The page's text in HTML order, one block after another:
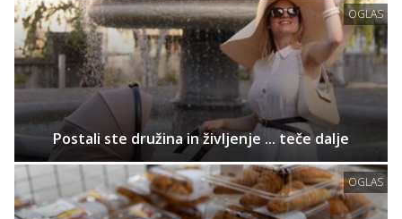
OGLAS
Postali ste družina in življenje ... teče dalje
OGLAS